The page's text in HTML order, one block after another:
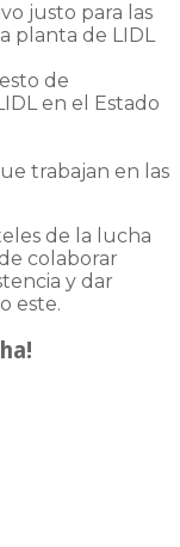
justo para las
planta de LIDL
de
en el Estado
trabajan en las
de la lucha
colaborar
y dar
este.